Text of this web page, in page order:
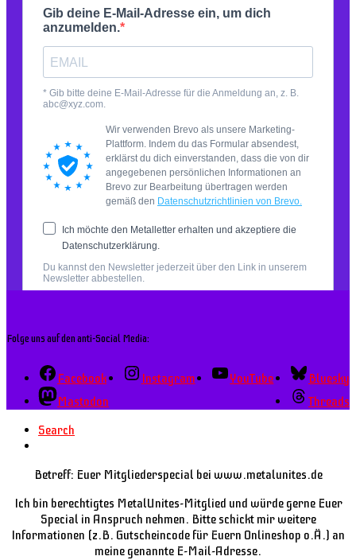
Folge uns auf den anti-Social Media:
Facebook Instagram YouTube
Bluesky
Mastodon
Threads
Search
Betreff: Euer Mitgliederspecial bei www.metalunites.de
Ich bin berechtigtes MetalUnites-Mitglied und würde gerne Euer
Special in Anspruch nehmen. Bitte schickt mir weitere
Informationen (z.B. Gutscheincode für Euern Onlineshop o.Ä.) an
meine genannte E-Mail-Adresse.